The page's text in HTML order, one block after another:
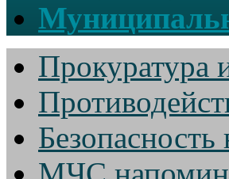
Прокуратура
Безопасность